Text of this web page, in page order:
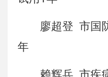
廖超登 市国防
年
赖辉兵 市疾病